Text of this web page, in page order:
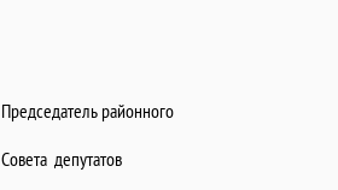
Председатель районного
Совета депутатов